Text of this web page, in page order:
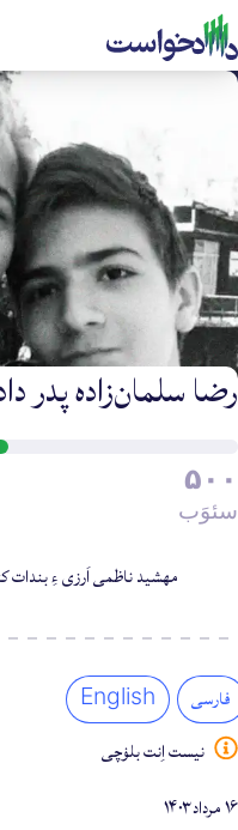
رضا سلمان‌زاده پدر
دیمروی
۵۰۰
سئوَب
مهشید ناظمی اَرزی ءِ
فارسی
English
نیست اِنت بلۏچی
۱۶ مرداد ۱۴۰۳